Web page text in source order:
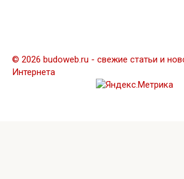
© 2026 budoweb.ru - свежие статьи и
Интернета